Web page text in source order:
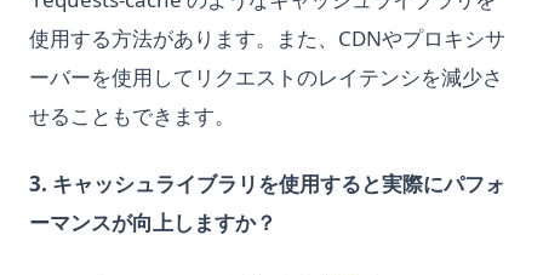
使用する方法があります。また、CDNやプロキシサ
ーバーを使用してリクエストのレイテンシを減少さ
せることもできます。
3. キャッシュライブラリを使用すると実際にパフォ
ーマンスが向上しますか？